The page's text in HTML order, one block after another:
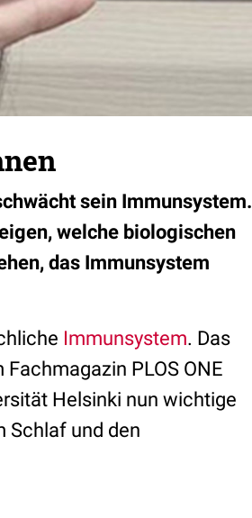
sein Immunsystem.
welche biologischen
das Immunsystem
Immunsystem. Das
Fachmagazin PLOS ONE
Helsinki nun wichtige
Schlaf und den